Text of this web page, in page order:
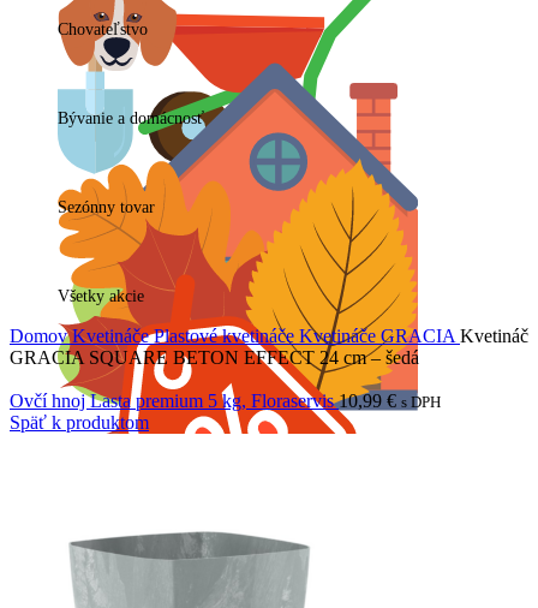
Chovateľstvo
Bývanie a domácnosť
Sezónny tovar
Všetky akcie
DomovKvetináčePlastové kvetináče Kvetináče GRACIA Kvetináč
GRACIA SQUARE BETON EFFECT 24 cm – šedá
Ovčí hnoj Lasta premium 5 kg, Floraservis10,99 € s DPH
Späť k produktom